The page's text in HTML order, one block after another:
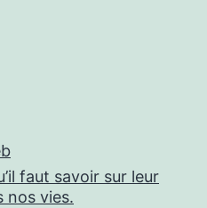
faut savoir sur leur
nos vies.